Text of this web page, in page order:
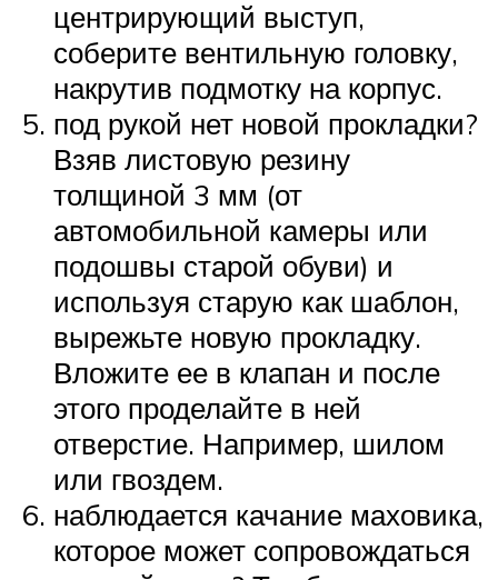
центрирующий выступ,
соберите вентильную головку,
накрутив подмотку на корпус.
под рукой нет новой прокладки?
Взяв листовую резину
толщиной 3 мм (от
автомобильной камеры или
подошвы старой обуви) и
используя старую как шаблон,
вырежьте новую прокладку.
Вложите ее в клапан и после
этого проделайте в ней
отверстие. Например, шилом
или гвоздем.
наблюдается качание маховика,
которое может сопровождаться